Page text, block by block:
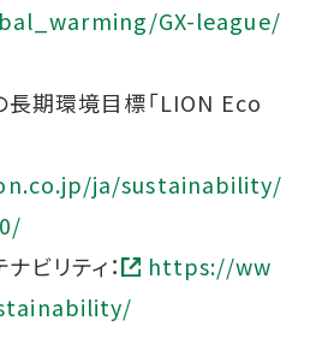
GX-league/
長期環境目標「LION Eco
ja/sustainability/
ビリティ：
https://ww